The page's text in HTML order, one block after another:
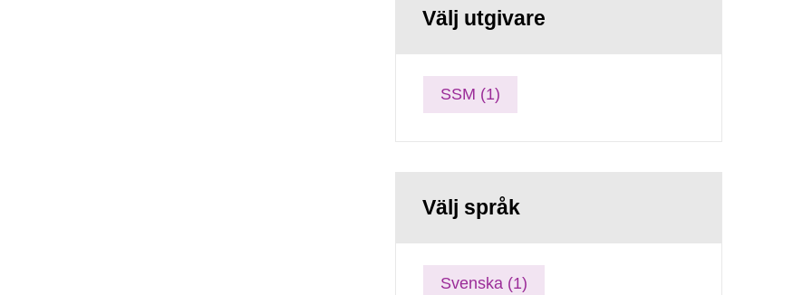
Välj utgivare
SSM (1)
Välj språk
Svenska (1)